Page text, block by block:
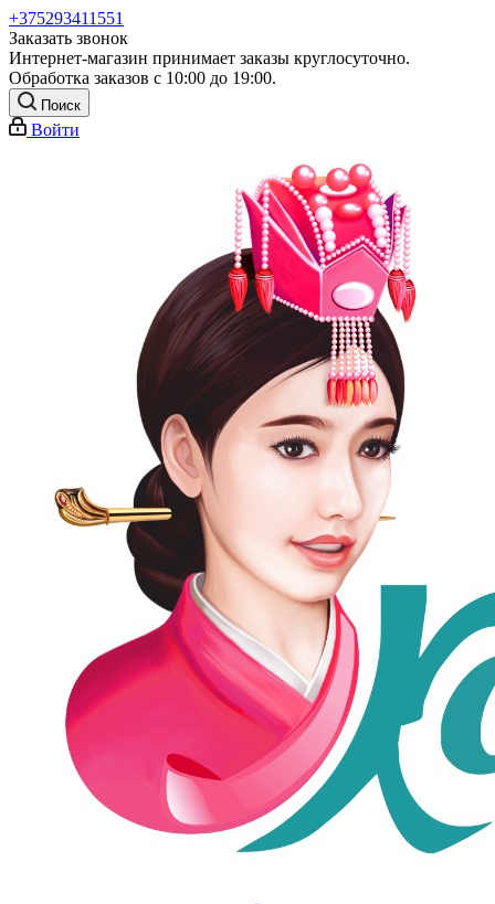
+375293411551
Заказать звонок
Интернет-магазин принимает заказы круглосуточно.
Обработка заказов с 10:00 до 19:00.
Поиск
Войти